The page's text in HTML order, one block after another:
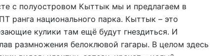
с полуостровом Кыттык мы и предлагаем в
ранга национального парка. Кыттык – это
кулики там ещё будут гнездиться. И
размножения белоклювой гагары. В целом здесь